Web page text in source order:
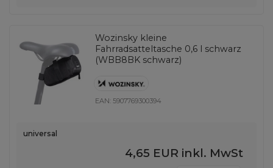
Wozinsky kleine
Fahrradsatteltasche 0,6 l schwarz
(WBB8BK schwarz)
EAN: 5907769300394
universal
4,65 EUR inkl. MwSt